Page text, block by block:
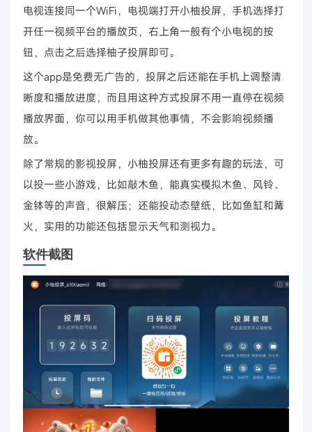
电视连接同一个WiFi，电视端打开小柚投屏，手机选择打
开任一视频平台的播放页，右上角一般有个小电视的按
钮，点击之后选择柚子投屏即可。
这个app是免费无广告的，投屏之后还能在手机上调整清
晰度和播放进度，而且用这种方式投屏不用一直停在视频
播放界面，你可以用手机做其他事情，不会影响视频播
放。
除了常规的影视投屏，小柚投屏还有更多有趣的玩法，可
以投一些小游戏，比如敲木鱼，能真实模拟木鱼、风铃、
金钵等的声音，很解压；还能投动态壁纸，比如鱼缸和篝
火，实用的功能还包括显示天气和测视力。
软件截图